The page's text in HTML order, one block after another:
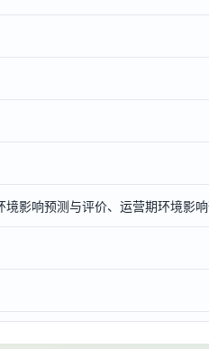
影响预测与评价、运营期环境影